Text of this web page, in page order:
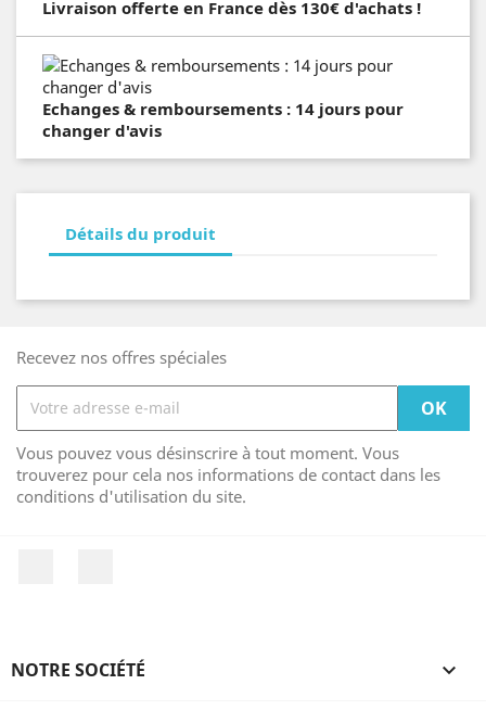
Livraison offerte en France dès 130€ d'achats !
Echanges & remboursements : 14 jours pour
changer d'avis
Détails du produit
Recevez nos offres spéciales
Vous pouvez vous désinscrire à tout moment. Vous
trouverez pour cela nos informations de contact dans les
conditions d'utilisation du site.
NOTRE SOCIÉTÉ 